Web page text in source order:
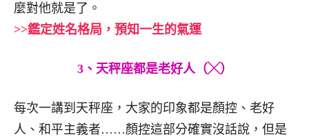
麼對他就是了。
>>鑑定姓名格局，預知一生的氣運
3、天秤座都是老好人（╳）
每次一講到天秤座，大家的印象都是顏控、老好
人、和平主義者……顏控這部分確實沒話說，但是